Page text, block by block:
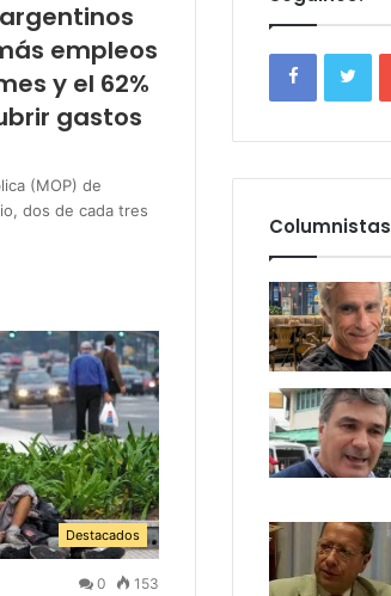
empleos
y el 62%
gastos
(MOP) de
dos de cada tres
Destacados
0 153
Columnistas